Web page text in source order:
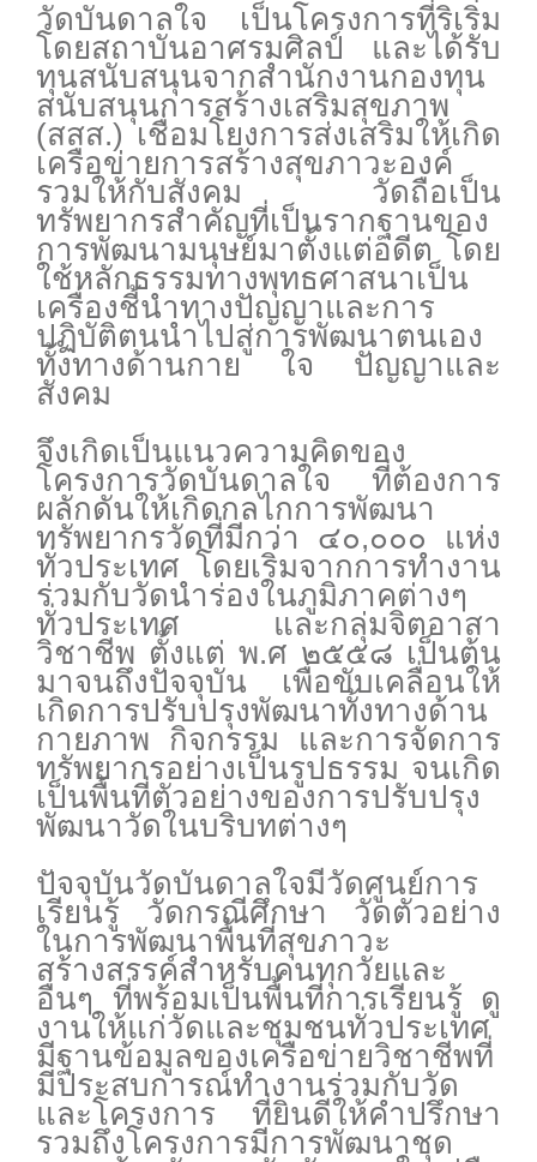
วัดบันดาลใจ เป็นโครงการที่ริเริ่ม
โดยสถาบันอาศรมศิลป์ และได้รับ
ทุนสนับสนุนจากสำนักงานกองทุน
สนับสนุนการสร้างเสริมสุขภาพ
(สสส.) เชื่อมโยงการส่งเสริมให้เกิด
เครือข่ายการสร้างสุขภาวะองค์
รวมให้กับสังคม วัดถือเป็น
ทรัพยากรสำคัญที่เป็นรากฐานของ
การพัฒนามนุษย์มาตั้งแต่อดีต โดย
ใช้หลักธรรมทางพุทธศาสนาเป็น
เครื่องชี้นำทางปัญญาและการ
ปฏิบัติตนนำไปสู่การพัฒนาตนเอง
ทั้งทางด้านกาย ใจ ปัญญาและ
สังคม
จึงเกิดเป็นแนวความคิดของ
โครงการวัดบันดาลใจ ที่ต้องการ
ผลักดันให้เกิดกลไกการพัฒนา
ทรัพยากรวัดที่มีกว่า ๔๐,๐๐๐ แห่ง
ทั่วประเทศ โดยเริ่มจากการทำงาน
ร่วมกับวัดนำร่องในภูมิภาคต่างๆ
ทั่วประเทศ และกลุ่มจิตอาสา
วิชาชีพ ตั้งแต่ พ.ศ ๒๕๕๘ เป็นต้น
มาจนถึงปัจจุบัน เพื่อขับเคลื่อนให้
เกิดการปรับปรุงพัฒนาทั้งทางด้าน
กายภาพ กิจกรรม และการจัดการ
ทรัพยากรอย่างเป็นรูปธรรม จนเกิด
เป็นพื้นที่ตัวอย่างของการปรับปรุง
พัฒนาวัดในบริบทต่างๆ
ปัจจุบันวัดบันดาลใจมีวัดศูนย์การ
เรียนรู้ วัดกรณีศึกษา วัดตัวอย่าง
ในการพัฒนาพื้นที่สุขภาวะ
สร้างสรรค์สำหรับคนทุกวัยและ
อื่นๆ ที่พร้อมเป็นพื้นที่การเรียนรู้ ดู
งานให้แก่วัดและชุมชนทั่วประเทศ
มีฐานข้อมูลของเครือข่ายวิชาชีพที่
มีประสบการณ์ทำงานร่วมกับวัด
และโครงการ ที่ยินดีให้คำปรึกษา
รวมถึงโครงการมีการพัฒนาชุด